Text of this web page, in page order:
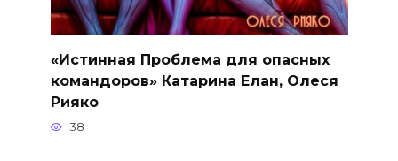
«Истинная Проблема для опасных
командоров» Катарина Елан, Олеся
Рияко
38